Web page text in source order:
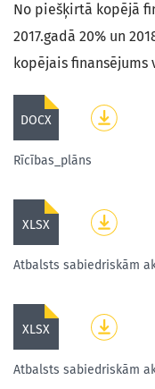
No piešķirtā kopējā
2017.gadā 20% un
kopējais finansējums
DOCX
Rīcības_plāns
XLSX
Atbalsts sabiedriskām
XLSX
Atbalsts sabiedriskām